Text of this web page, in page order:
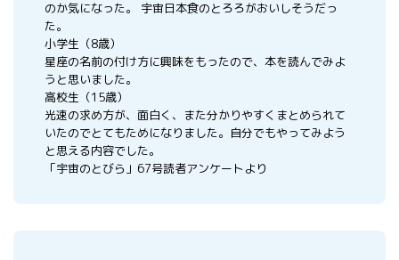
のか気になった。 宇宙日本食のとろろがおいしそうだっ
た。
小学生（8歳）
星座の名前の付け方に興味をもったので、本を読んでみよ
うと思いました。
高校生（15歳）
光速の求め方が、面白く、また分かりやすくまとめられて
いたのでとてもためになりました。自分でもやってみよう
と思える内容でした。
「宇宙のとびら」67号読者アンケートより